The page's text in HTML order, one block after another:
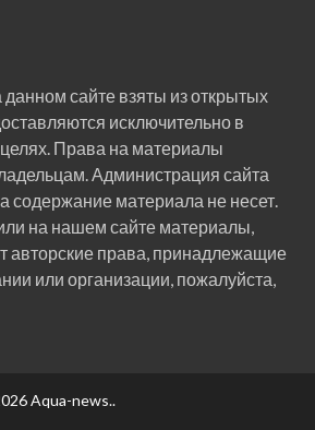
сайте взяты из открытых
исключительно в
Права на материалы
Администрация сайта
содержание материала не несет.
на нашем сайте материалы,
авторские права, принадлежащие
или организации, пожалуйста,
Aqua-news..